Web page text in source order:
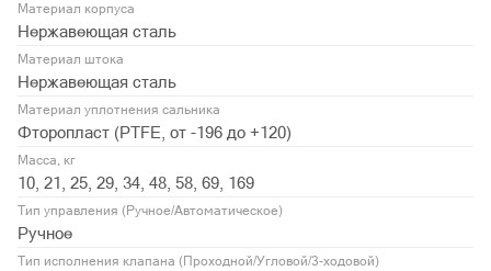
Материал корпуса
Нержавеющая сталь
Материал штока
Нержавеющая сталь
Материал уплотнения сальника
Фторопласт (PTFE, от -196 до +120)
Масса, кг
10, 21, 25, 29, 34, 48, 58, 69, 169
Тип управления (Ручное/Автоматическое)
Ручное
Тип исполнения клапана (Проходной/Угловой/3-ходовой)